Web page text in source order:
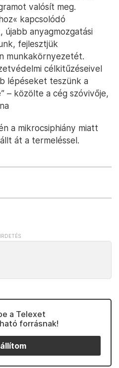
valósít meg.
kapcsolódó
újabb anyagmozgatási
fejlesztjük
munkakörnyezetét.
célkitűzéseivel
lépéseket teszünk a
– közölte a cég szóvivője,
a mikrocsiphiány miatt
át a termeléssel.
a Telexet
forrásnak!